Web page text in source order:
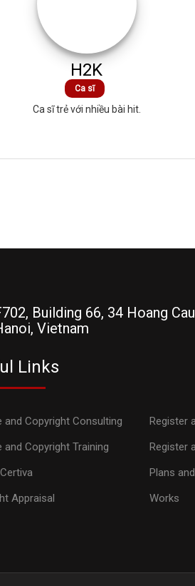
H2K
Ca sĩ
Ca sĩ trẻ với nhiều bài hit.
Building 66, 34 Hoang
Vietnam
Links
and Copyright Consulting
and Copyright Training
Appraisal
Register
Register
Plans
Works